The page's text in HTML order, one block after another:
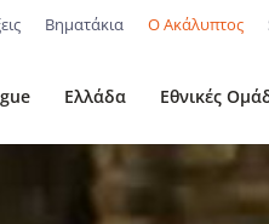
Βηματάκια Ο Ακάλυπτος
Ελλάδα Εθνικές